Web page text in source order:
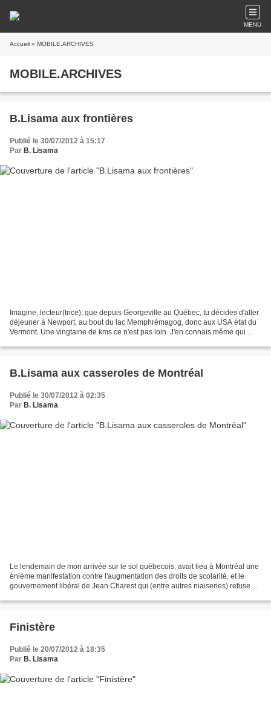
MENU
Accueil » MOBILE.ARCHIVES
MOBILE.ARCHIVES
B.Lisama aux frontières
Publié le 30/07/2012 à 15:17
Par B. Lisama
Imagine, lecteur(trice), que depuis Georgeville au Québec, tu décides d'aller
déjeuner à Newport, au bout du lac Memphrémagog, donc aux USA état du
Vermont. Une vingtaine de kms ce n'est pas loin. J'en connais même qui
B.Lisama aux casseroles de Montréal
Publié le 30/07/2012 à 02:35
Par B. Lisama
Le lendemain de mon arrivée sur le sol québecois, avait lieu à Montréal une
énième manifestation contre l'augmentation des droits de scolarité, et le
gouvernement libéral de Jean Charest qui (entre autres niaiseries) refuse
Finistère
Publié le 20/07/2012 à 18:35
Par B. Lisama